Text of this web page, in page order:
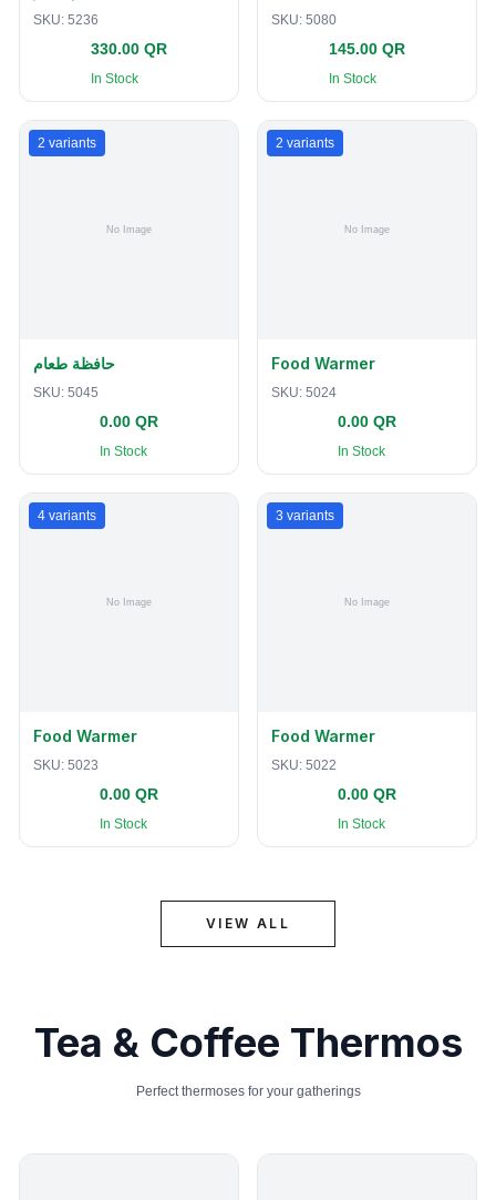
SKU: 5236
330.00 QR
In Stock
SKU: 5080
145.00 QR
In Stock
2 variants
حافظة طعام
SKU: 5045
0.00 QR
In Stock
2 variants
Food Warmer
SKU: 5024
0.00 QR
In Stock
4 variants
Food Warmer
SKU: 5023
0.00 QR
In Stock
3 variants
Food Warmer
SKU: 5022
0.00 QR
In Stock
VIEW ALL
Tea & Coffee Thermos
Perfect thermoses for your gatherings